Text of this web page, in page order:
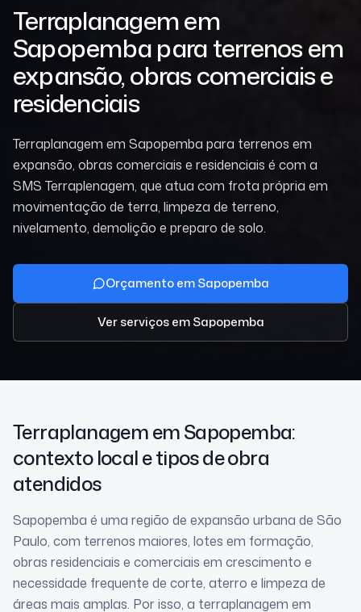
Terraplanagem em
Sapopemba para terrenos em
expansão, obras comerciais e
residenciais
Terraplanagem em Sapopemba para terrenos em
expansão, obras comerciais e residenciais é com a
SMS Terraplenagem, que atua com frota própria em
movimentação de terra, limpeza de terreno,
nivelamento, demolição e preparo de solo.
Orçamento em Sapopemba
Ver serviçosem Sapopemba
Terraplanagemem Sapopemba:
contexto local e tipos de obra
atendidos
Sapopemba é uma região de expansão urbana de São
Paulo, com terrenos maiores, lotes em formação,
obras residenciais e comerciais em crescimento e
necessidade frequente de corte, aterro e limpeza de
áreas mais amplas. Por isso, a terraplanagem em